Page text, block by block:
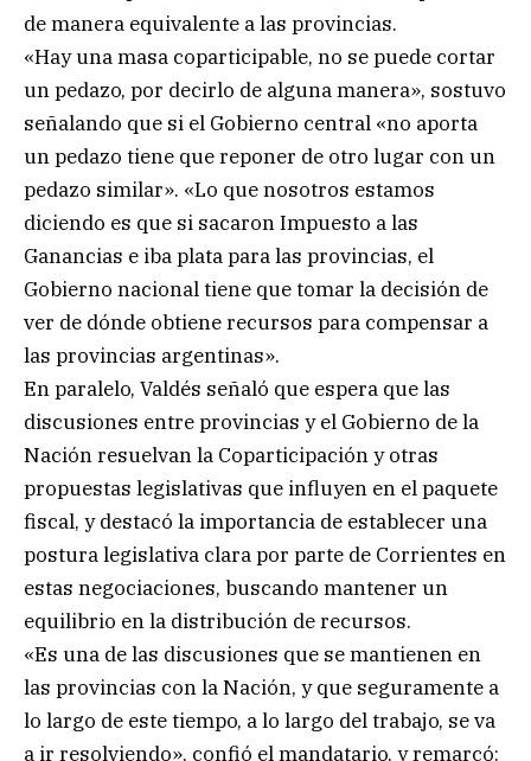
de manera equivalente a las provincias.
«Hay una masa coparticipable, no se puede cortar
un pedazo, por decirlo de alguna manera», sostuvo
señalando que si el Gobierno central «no aporta
un pedazo tiene que reponer de otro lugar con un
pedazo similar». «Lo que nosotros estamos
diciendo es que si sacaron Impuesto a las
Ganancias e iba plata para las provincias, el
Gobierno nacional tiene que tomar la decisión de
ver de dónde obtiene recursos para compensar a
las provincias argentinas».
En paralelo, Valdés señaló que espera que las
discusiones entre provincias y el Gobierno de la
Nación resuelvan la Coparticipación y otras
propuestas legislativas que influyen en el paquete
fiscal, y destacó la importancia de establecer una
postura legislativa clara por parte de Corrientes en
estas negociaciones, buscando mantener un
equilibrio en la distribución de recursos.
«Es una de las discusiones que se mantienen en
las provincias con la Nación, y que seguramente a
lo largo de este tiempo, a lo largo del trabajo, se va
a ir resolviendo», confió el mandatario, y remarcó: